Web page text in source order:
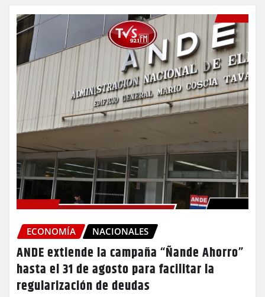
ECONOMÍA NACIONALES
ANDE extiende la campaña “Ñande Ahorro”
hasta el 31 de agosto para facilitar la
regularización de deudas